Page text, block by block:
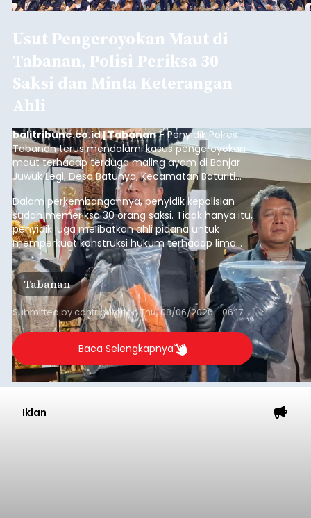
Usut Pengeroyokan Maut di
Tabanan, Polisi Periksa 30
Saksi dan Minta Keterangan
Ahli
balitribune.co.id | Tabanan- Penyidik Polres
Tabanan terus mendalami kasus pengeroyokan
maut terhadap terduga maling ayam di Banjar
Juwuk Legi, Desa Batunya, Kecamatan Baturiti
yang terjadi beberapa waktu lalu.
Dalam perkembangannya, penyidik kepolisian
sudah memeriksa 30 orang saksi. Tidak hanya itu,
penyidik juga melibatkan ahli pidana untuk
memperkuat konstruksi hukum terhadap lima
orang tersangka yang saat ini ditahan.
Tabanan
Submitted bycontributoronThu, 08/06/2026 - 06:17
Baca Selengkapnya
Iklan